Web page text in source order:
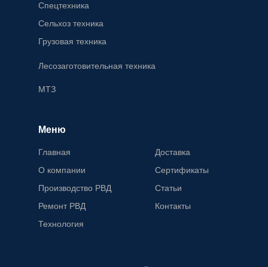
Спецтехника
Сельхоз техника
Грузовая техника
Меню
Главная
О компании
Производство РВД
Ремонт РВД
Технология
Доставка
Сертификаты
Статьи
Контакты
Лесозаготовительная техника
МТЗ